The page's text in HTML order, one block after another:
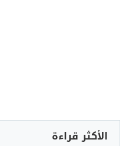
الأكثر قراءة